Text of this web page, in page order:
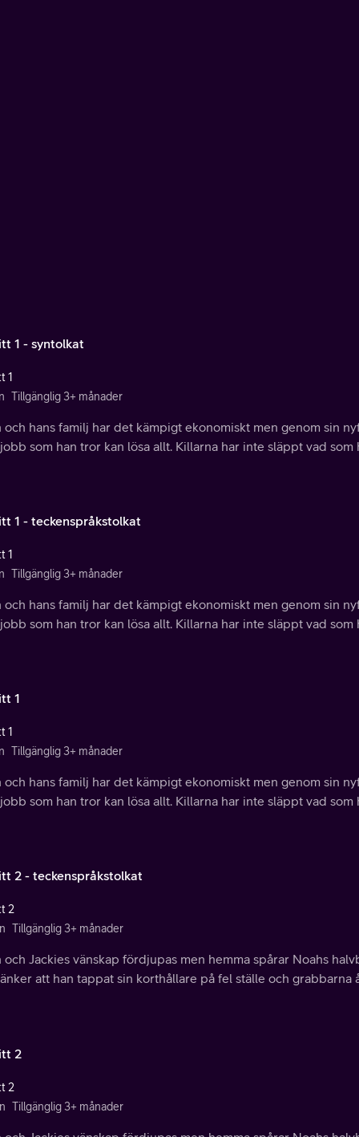
1 - syntolkat
1
Tillgänglig 3+ månader
och hans familj har det kämpigt ekonomiskt men genom sin
som han tror kan lösa allt. Killarna har inte släppt vad som
1 - teckenspråkstolkat
1
Tillgänglig 3+ månader
och hans familj har det kämpigt ekonomiskt men genom sin
som han tror kan lösa allt. Killarna har inte släppt vad som
1
1
Tillgänglig 3+ månader
och hans familj har det kämpigt ekonomiskt men genom sin
som han tror kan lösa allt. Killarna har inte släppt vad som
2 - teckenspråkstolkat
2
Tillgänglig 3+ månader
och Jackies vänskap fördjupas men hemma spårar Noahs
att han tappat sin korthållare på fel ställe och grabbarna
2
2
Tillgänglig 3+ månader